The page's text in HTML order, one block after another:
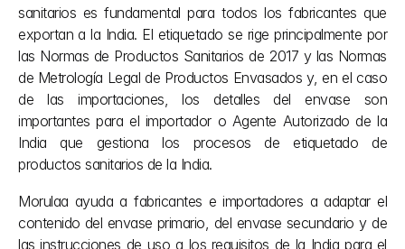
sanitarios es fundamental para todos los fabricantes que
exportan a la India. El etiquetado se rige principalmente por
las Normas de Productos Sanitarios de 2017 y las Normas
de Metrología Legal de Productos Envasados y, en el caso
de las importaciones, los detalles del envase son
importantes para el importador o Agente Autorizado de la
India que gestiona los procesos de etiquetado de
productos sanitarios de la India.
Morulaa ayuda a fabricantes e importadores a adaptar el
contenido del envase primario, del envase secundario y de